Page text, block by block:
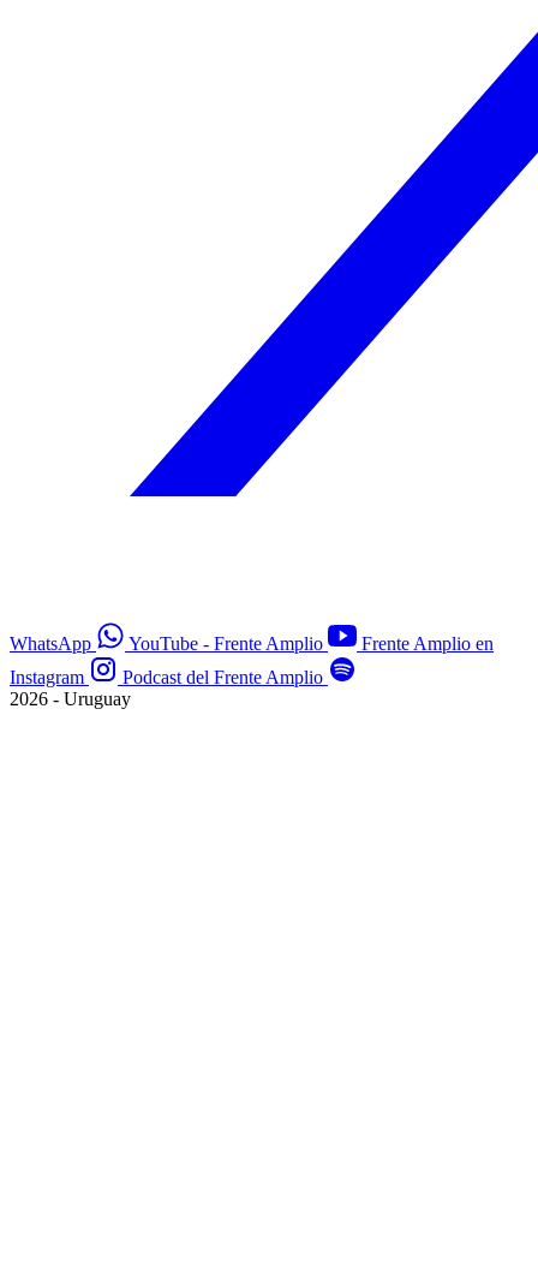
WhatsApp YouTube - Frente Amplio
Frente Amplio en
Instagram
Podcast del Frente Amplio
2026 - Uruguay